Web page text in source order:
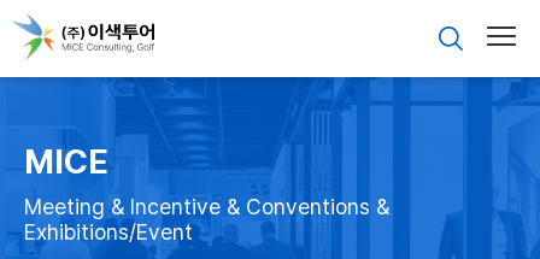
MICE
Meeting & Incentive & Conventions &
Exhibitions/Event